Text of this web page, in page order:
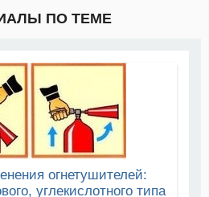
ПО ТЕМЕ
огнетушителей:
углекислотного типа